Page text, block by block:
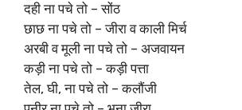
दही ना पचे तो – सोंठ
छाछ ना पचे तो – जीरा व काली मिर्च
अरबी व मूली ना पचे तो – अजवायन
कड़ी ना पचे तो – कड़ी पत्ता
तेल, घी, ना पचे तो – कलौंजी